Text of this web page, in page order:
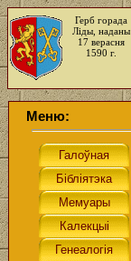
Герб горада
Ліды, наданы
17 верасня
1590 г.
Меню: